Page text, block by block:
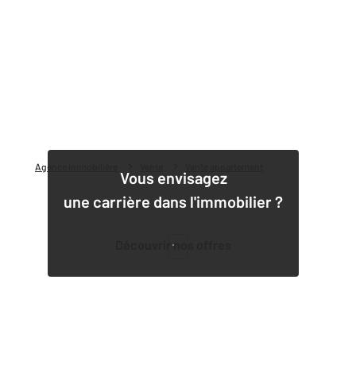
Agence immobilière
Vous envisagez
une carrière dans l'immobilier ?
Découvrir nos offres